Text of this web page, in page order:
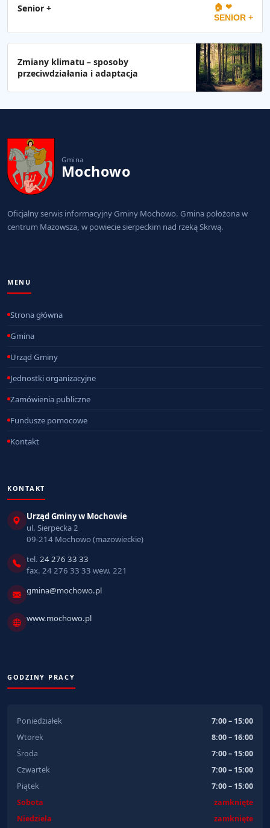
Senior + 🏠 ❤
SENIOR +
Zmiany klimatu – sposoby
przeciwdziałania i adaptacja
Gmina
Mochowo
Oficjalny serwis informacyjny Gminy Mochowo. Gmina położona w
centrum Mazowsza, w powiecie sierpeckim nad rzeką Skrwą.
MENU
Strona główna
Gmina
Urząd Gminy
Jednostki organizacyjne
Zamówienia publiczne
Fundusze pomocowe
Kontakt
KONTAKT
Urząd Gminy w Mochowie
ul. Sierpecka 2
09-214 Mochowo (mazowieckie)
tel. 24 276 33 33
fax. 24 276 33 33 wew. 221
gmina@mochowo.pl
www.mochowo.pl
GODZINY PRACY
Poniedziałek
7:00 – 15:00
Wtorek
8:00 – 16:00
Środa
7:00 – 15:00
Czwartek
7:00 – 15:00
Piątek
7:00 – 15:00
Sobota
zamknięte
Niedziela
zamknięte